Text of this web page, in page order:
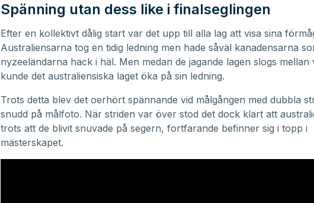
Spänning utan dess like i finalseglingen
Efter en kollektivt dålig start var det upp till alla lag att visa sina
Australiensarna tog en tidig ledning men hade såväl kanadensarna
nyzeeländarna hack i häl. Men medan de jagande lagen slogs mellan
kunde det australiensiska laget öka på sin ledning.
Trots detta blev det oerhört spännande vid målgången med dubbla
snudd på målfoto. När striden var över stod det dock klart att
trots att de blivit snuvade på segern, fortfarande befinner sig i topp i
mästerskapet.